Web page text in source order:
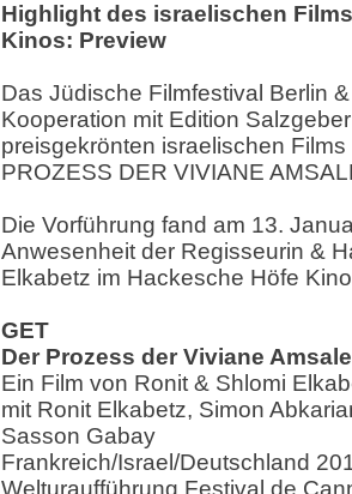
Highlight des israelischen
Kinos: Preview
Das Jüdische Filmfestival Berlin
Kooperation mit Edition
preisgekrönten israelischen Films
PROZESS DER VIVIANE
Die Vorführung fand am 13.
Anwesenheit der Regisseurin &
Elkabetz im Hackesche Höfe
GET
Der Prozess der Viviane
Ein Film von Ronit & Shlomi
mit Ronit Elkabetz, Simon
Sasson Gabay
Frankreich/Israel/Deutschland